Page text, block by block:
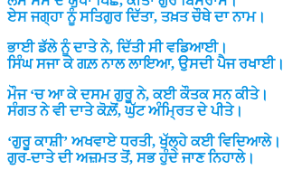
ਏਸ ਜਗ੍ਹਾ ਨੂੰ ਸਤਿਗੁਰ ਦਿੱਤਾ, ਤਖ਼ਤ ਚੌਥੇ ਦਾ ਨਾਮ।
ਭਾਈ ਡੱਲੇ ਨੂੰ ਦਾਤੇ ਨੇ, ਦਿੱਤੀ ਸੀ ਵਡਿਆਈ।
ਸਿੰਘ ਸਜਾ ਕੇ ਗਲ਼ ਨਾਲ ਲਾਇਆ, ਉਸਦੀ ਪੈਜ ਰਖਾਈ।
ਮੌਜ ‘ਚ ਆ ਕੇ ਦਸਮ ਗੁਰੂ ਨੇ, ਕਈ ਕੌਤਕ ਸਨ ਕੀਤੇ।
ਸੰਗਤ ਨੇ ਵੀ ਦਾਤੇ ਕੋਲ਼ੋਂ, ਘੁੱਟ ਅੰਮ੍ਰਿਤ ਦੇ ਪੀਤੇ।
‘ਗੁਰੂ ਕਾਸ਼ੀ’ ਅਖਵਾਏ ਧਰਤੀ, ਖੁੱਲ੍ਹੇ ਕਈ ਵਿਦਿਆਲੇ।
ਗੁਰ-ਦਾਤੇ ਦੀ ਅਜ਼ਮਤ ਤੋਂ, ਸਭ ਹੁੰਦੇ ਜਾਣ ਨਿਹਾਲੇ।